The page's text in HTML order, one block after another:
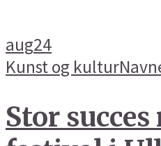
Handel og
Kunst og
aug24
Kunst og kultur
Stor succes